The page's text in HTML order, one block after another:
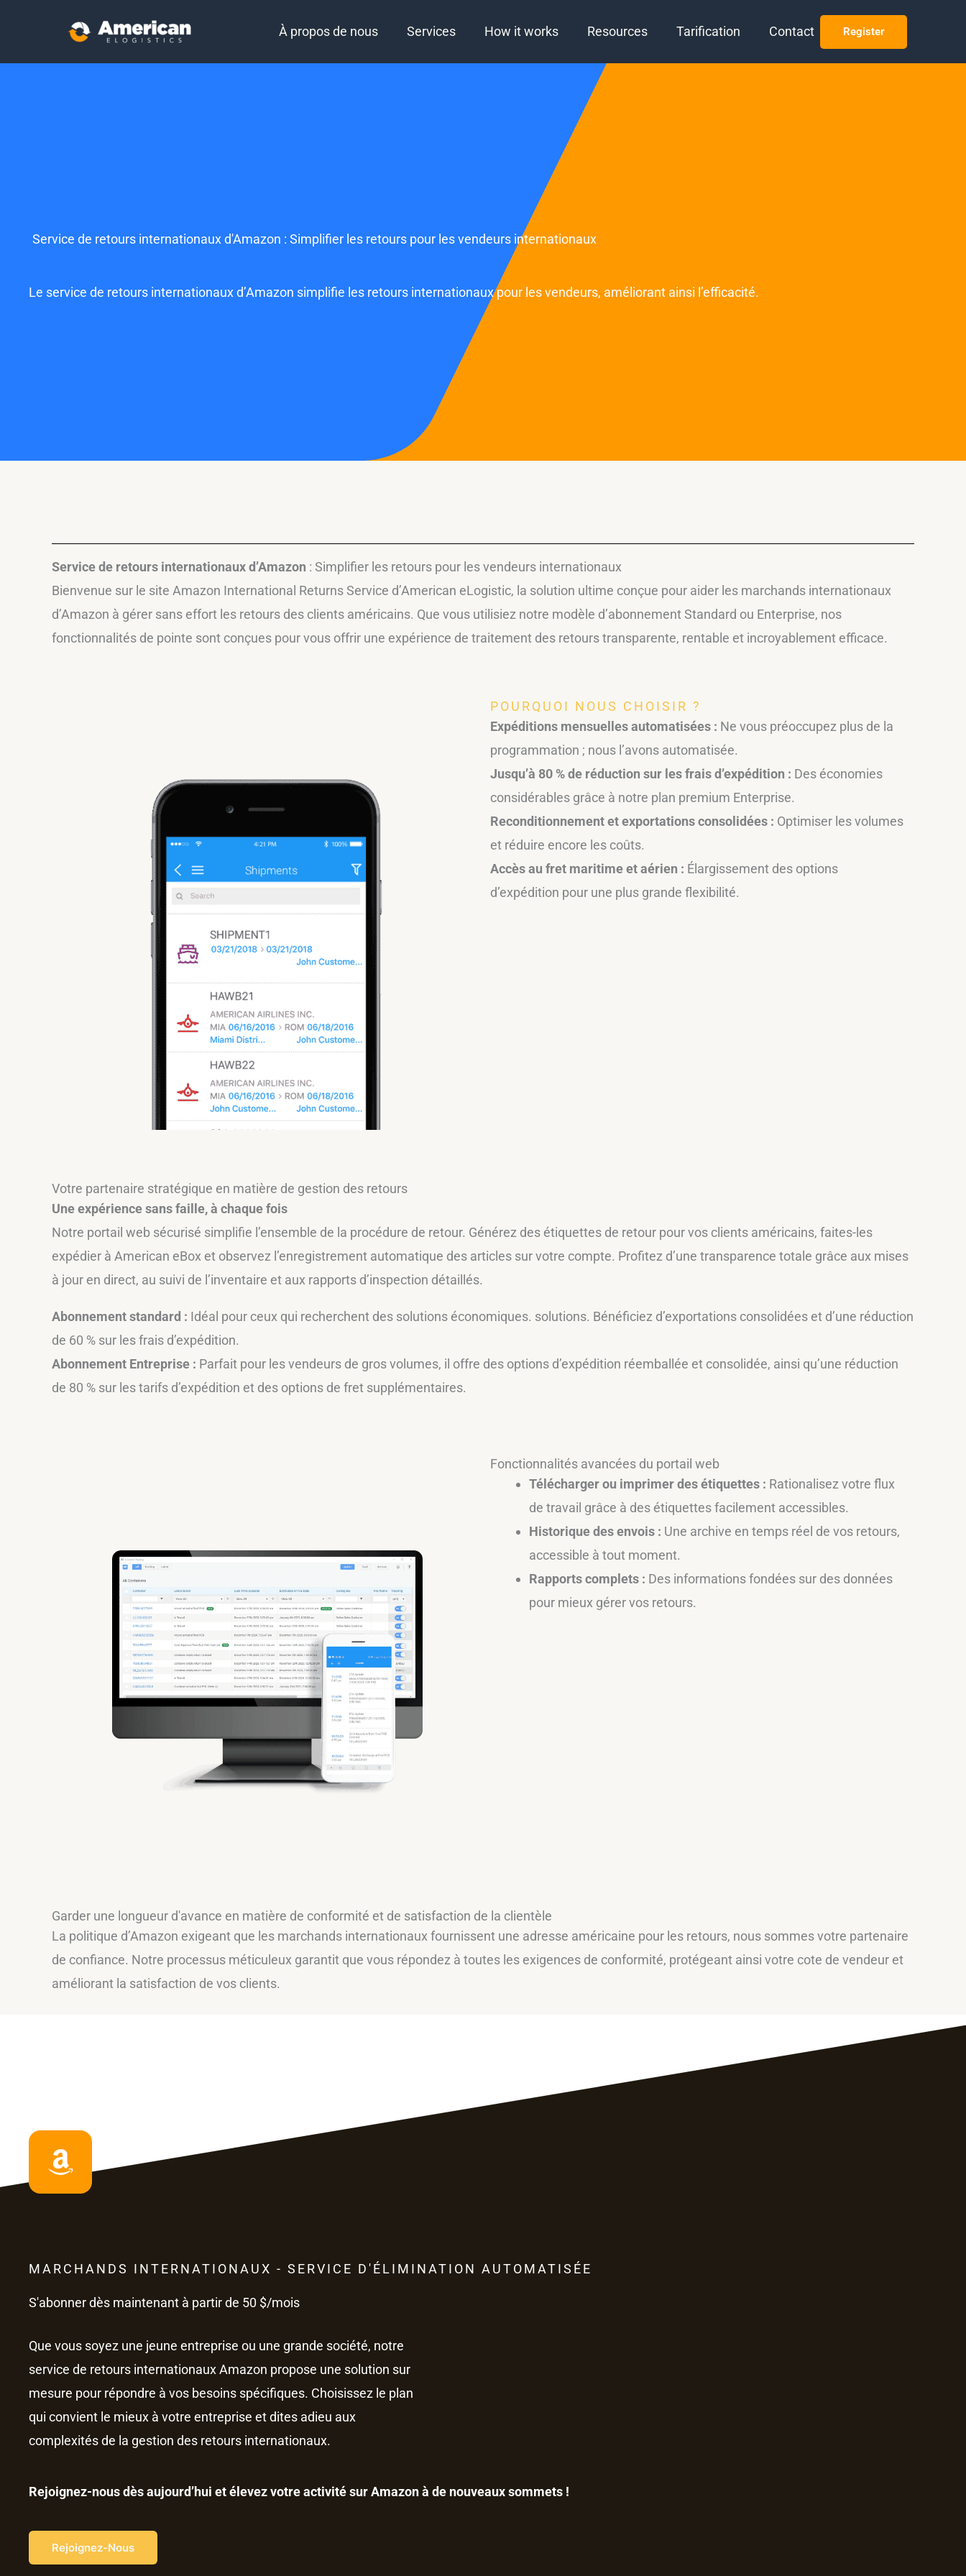
À propos de nous Services How it works Resources Tarification Contact Register
Service de retours internationaux d'Amazon : Simplifier les retours pour les vendeurs internationaux
Le service de retours internationaux d’Amazon simplifie les retours internationaux pour les vendeurs, améliorant ainsi l’efficacité.
Service de retours internationaux d’Amazon : Simplifier les retours pour les vendeurs internationaux
Bienvenue sur le site Amazon International Returns Service d’American eLogistic, la solution ultime conçue pour aider les marchands internationaux
d’Amazon à gérer sans effort les retours des clients américains. Que vous utilisiez notre modèle d’abonnement Standard ou Enterprise, nos
fonctionnalités de pointe sont conçues pour vous offrir une expérience de traitement des retours transparente, rentable et incroyablement efficace.
POURQUOI NOUS CHOISIR ?
Expéditions mensuelles automatisées : Ne vous préoccupez plus de la
programmation ; nous l’avons automatisée.
Jusqu’à 80 % de réduction sur les frais d’expédition : Des économies
considérables grâce à notre plan premium Enterprise.
Reconditionnement et exportations consolidées : Optimiser les volumes
et réduire encore les coûts.
Accès au fret maritime et aérien : Élargissement des options
d’expédition pour une plus grande flexibilité.
Votre partenaire stratégique en matière de gestion des retours
Une expérience sans faille, à chaque fois
Notre portail web sécurisé simplifie l’ensemble de la procédure de retour. Générez des étiquettes de retour pour vos clients américains, faites-les
expédier à American eBox et observez l’enregistrement automatique des articles sur votre compte. Profitez d’une transparence totale grâce aux mises
à jour en direct, au suivi de l’inventaire et aux rapports d’inspection détaillés.
Abonnement standard : Idéal pour ceux qui recherchent des solutions économiques. solutions. Bénéficiez d’exportations consolidées et d’une réduction
de 60 % sur les frais d’expédition.
Abonnement Entreprise : Parfait pour les vendeurs de gros volumes, il offre des options d’expédition réemballée et consolidée, ainsi qu’une réduction
de 80 % sur les tarifs d’expédition et des options de fret supplémentaires.
Fonctionnalités avancées du portail web
Télécharger ou imprimer des étiquettes : Rationalisez votre flux
de travail grâce à des étiquettes facilement accessibles.
Historique des envois : Une archive en temps réel de vos retours,
accessible à tout moment.
Rapports complets : Des informations fondées sur des données
pour mieux gérer vos retours.
Garder une longueur d'avance en matière de conformité et de satisfaction de la clientèle
La politique d’Amazon exigeant que les marchands internationaux fournissent une adresse américaine pour les retours, nous sommes votre partenaire
de confiance. Notre processus méticuleux garantit que vous répondez à toutes les exigences de conformité, protégeant ainsi votre cote de vendeur et
améliorant la satisfaction de vos clients.
MARCHANDS INTERNATIONAUX - SERVICE D'ÉLIMINATION AUTOMATISÉE
S'abonner dès maintenant à partir de 50 $/mois
Que vous soyez une jeune entreprise ou une grande société, notre
service de retours internationaux Amazon propose une solution sur
mesure pour répondre à vos besoins spécifiques. Choisissez le plan
qui convient le mieux à votre entreprise et dites adieu aux
complexités de la gestion des retours internationaux.
Rejoignez-nous dès aujourd’hui et élevez votre activité sur Amazon à de nouveaux sommets !
Rejoignez-Nous